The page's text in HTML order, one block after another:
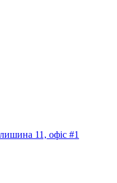
11, офіс #1